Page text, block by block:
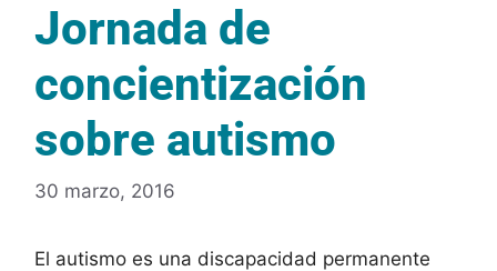
Jornada de
concientización
sobre autismo
30 marzo, 2016
El autismo es una discapacidad permanente